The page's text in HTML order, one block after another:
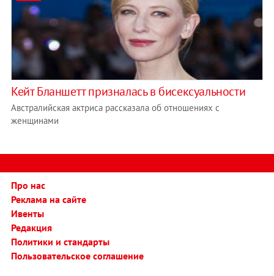
Кейт Бланшетт призналась в бисексуальности
Австралийская актриса рассказала об отношениях с
женщинами
Про нас
Реклама на сайте
Ивенты
Редакция
Политики и стандарты
Пользовательское соглашение